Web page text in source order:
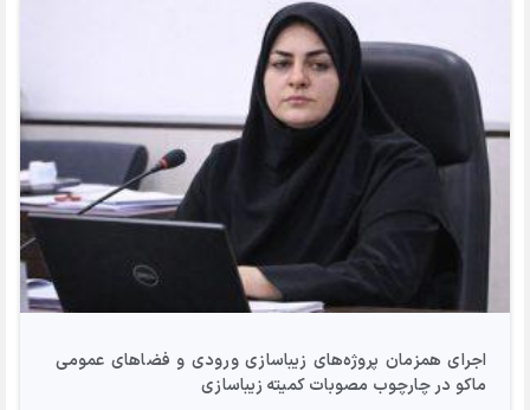
اجرای همزمان پروژه‌های زیباسازی ورودی و فضاهای عمومی
ماکو در چارچوب مصوبات کمیته زیباسازی